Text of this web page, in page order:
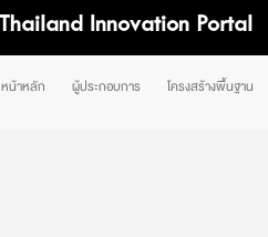
Thailand Innovation Portal
หน้าหลัก ผู้ประกอบการ โครงสร้างพื้นฐาน